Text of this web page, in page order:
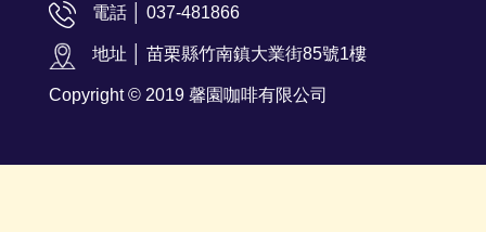
電話 │ 037-481866
地址 │ 苗栗縣竹南鎮大業街85號1樓
Copyright © 2019 馨園咖啡有限公司